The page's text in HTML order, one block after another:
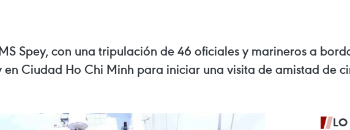
Spey, con una tripulación de 46 oficiales y marineros a
Ciudad Ho Chi Minh para iniciar una visita de amistad de